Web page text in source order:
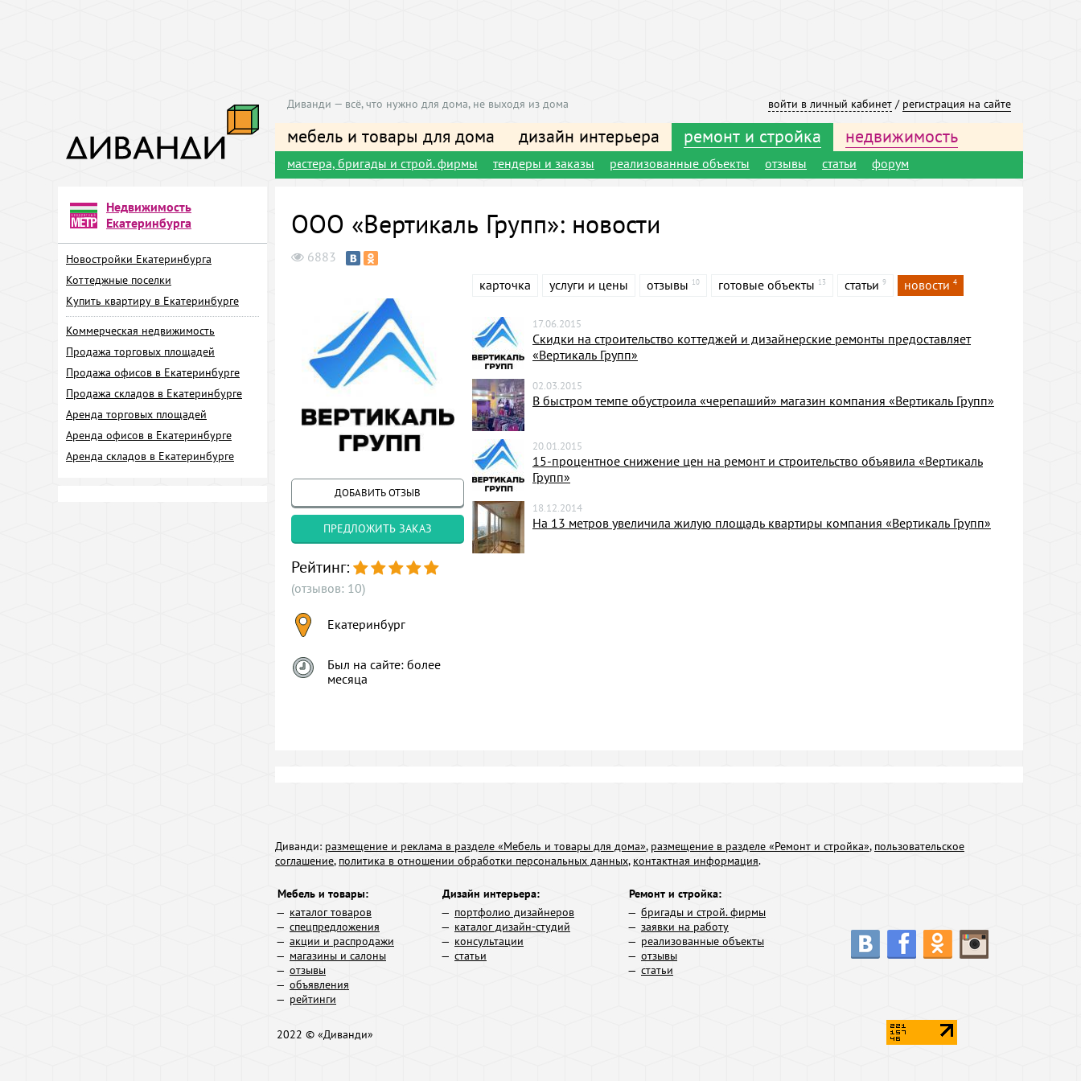
войти в личный кабинет / регистрация на сайте
Диванди — всё, что нужно для дома, не выходя из дома
мебель и товары для дома дизайн интерьера ремонт и стройка недвижимость
мастера, бригады и строй. фирмы тендеры и заказы реализованные объекты отзывы статьи форум
Недвижимость
Екатеринбурга
Новостройки Екатеринбурга
Коттеджные поселки
Купить квартиру в Екатеринбурге
Коммерческая недвижимость
Продажа торговых площадей
Продажа офисов в Екатеринбурге
Продажа складов в Екатеринбурге
Аренда торговых площадей
Аренда офисов в Екатеринбурге
Аренда складов в Екатеринбурге
ООО «Вертикаль Групп»: новости
6883
ДОБАВИТЬ ОТЗЫВ
ПРЕДЛОЖИТЬ ЗАКАЗ
Рейтинг:
(отзывов: 10)
Екатеринбург
Был на сайте: более
месяца
карточка услуги и цены отзывы 10 готовые объекты 13 статьи 9 новости 4
17.06.2015
Скидки на строительство коттеджей и дизайнерские ремонты предоставляет
«Вертикаль Групп»
02.03.2015
В быстром темпе обустроила «черепаший» магазин компания «Вертикаль Групп»
20.01.2015
15-процентное снижение цен на ремонт и строительство объявила «Вертикаль
Групп»
18.12.2014
На 13 метров увеличила жилую площадь квартиры компания «Вертикаль Групп»
Диванди: размещение и реклама в разделе «Мебель и товары для дома», размещение в разделе «Ремонт и стройка», пользовательское
соглашение, политика в отношении обработки персональных данных, контактная информация.
Мебель и товары:
каталог товаров
спецпредложения
акции и распродажи
магазины и салоны
отзывы
объявления
рейтинги
Дизайн интерьера:
портфолио дизайнеров
каталог дизайн-студий
консультации
статьи
Ремонт и стройка:
бригады и строй. фирмы
заявки на работу
реализованные объекты
отзывы
статьи
2022 © «Диванди»